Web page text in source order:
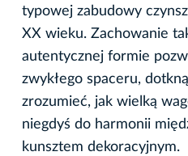
typowej zabudowy
XX wieku. Zachowanie
autentycznej formie
zwykłego spaceru,
zrozumieć, jak wielką
niegdyś do harmonii
kunsztem dekoracyjnym.